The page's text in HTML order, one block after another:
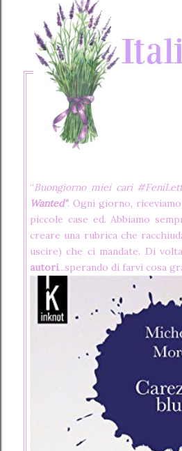
“Buongiorno miei cari
Wanted". Ogni giorno,
piccole case ed. Abbiamo
creare una rubrica che
uscire) che ci mandate. Di
autori...sperando di farvi cosa